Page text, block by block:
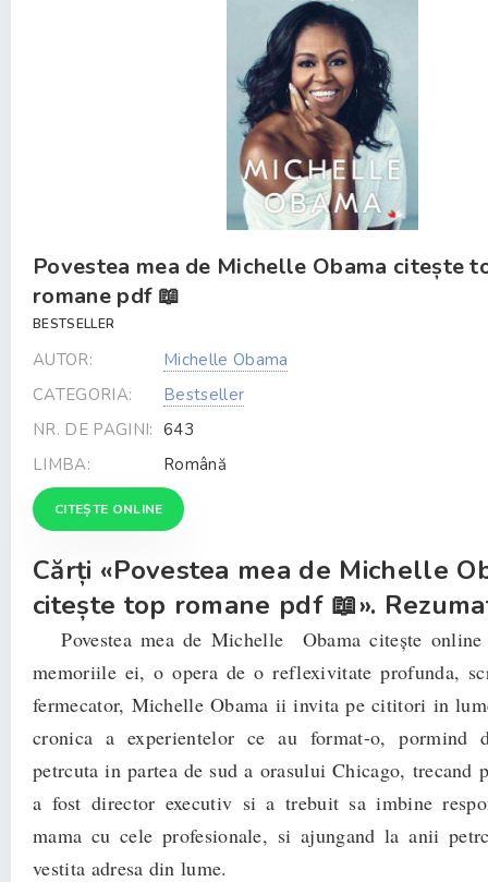
Povestea mea de Michelle Obama citește
romane pdf 📖
BESTSELLER
AUTOR:
Michelle Obama
CATEGORIA:
Bestseller
NR. DE PAGINI: 643
LIMBA:
Română
CITEȘTE ONLINE
Cărți «Povestea mea de Michelle
citește top romane pdf 📖».
Povestea mea de Michelle Obama citește
memoriile ei, o opera de o reflexivitate profunda,
fermecator, Michelle Obama ii invita pe cititori in
cronica a experientelor ce au format-o, pormind
petrcuta in partea de sud a orasului Chicago, trecand
a fost director executiv si a trebuit sa imbine
mama cu cele profesionale, si ajungand la anii
vestita adresa din lume.